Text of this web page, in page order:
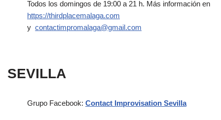
Todos los domingos de 19:00 a 21 h. Más información en
https://thirdplacemalaga.com
y contactimpromalaga@gmail.com
SEVILLA
Grupo Facebook: Contact Improvisation Sevilla